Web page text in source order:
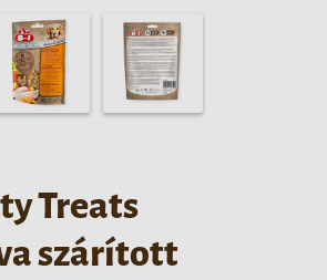
Treats
szárított